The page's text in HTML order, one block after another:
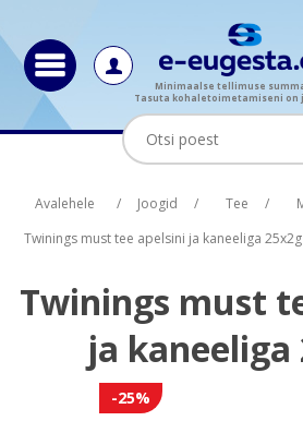
Minimaalse tellimuse
Tasuta kohaletoimetamiseni on
Avalehele / Joogid / Tee /
Twinings must tee apelsini ja kaneeliga 25x2g
Twinings must
ja kaneeliga
-25%